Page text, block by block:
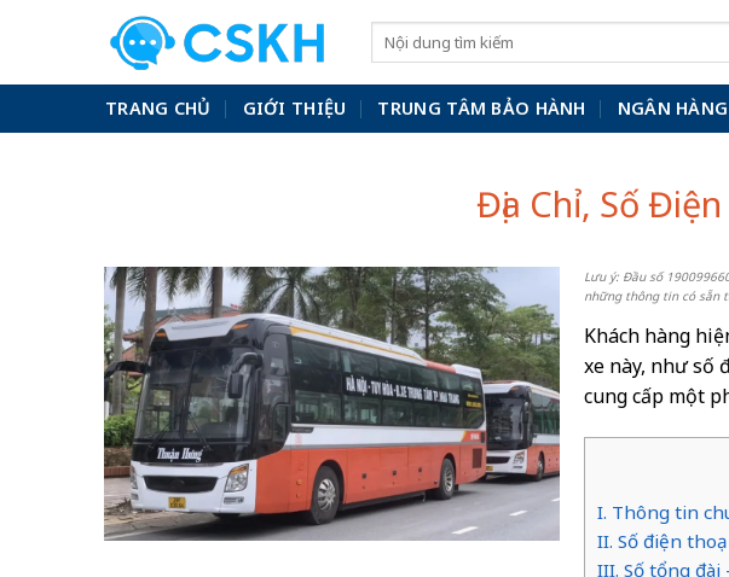
TRANG CHỦ GIỚI THIỆU TRUNG TÂM BẢO HÀNH NGÂN HÀNG
Địa Chỉ, Số
Lưu ý: Đầu số
những thông tin có sẵn
Khách hàng
xe này, như số
cung cấp một
I. Thông tin
II. Số điện
III. Số tổng đài